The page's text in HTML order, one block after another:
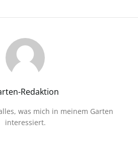
Redaktion
was mich in meinem Garten
interessiert.